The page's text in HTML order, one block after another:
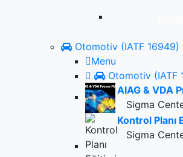
Otomotiv (IATF 16949)
Menu
Otomotiv (IATF
AIAG & VDA
Sigma
Kontrol Planı
Sigma